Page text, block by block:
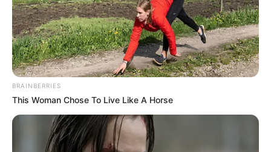
BRAINBERRIES
This Woman Chose To Live Like A Horse